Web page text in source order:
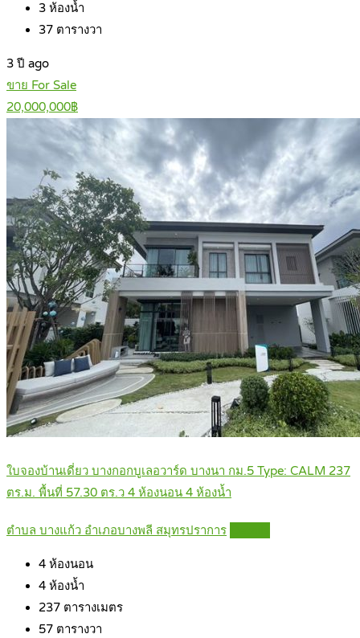
3 ห้องน้ำ
37 ตารางวา
3 ปี ago
ขาย For Sale
20,000,000฿
ใบจองบ้านเดี่ยว บางกอกบูเลอวาร์ด บางนา กม.5 Type: CALM 237
ตร.ม. พื้นที่ 57.30 ตร.ว 4 ห้องนอน 4 ห้องน้ำ
ตำบล บางแก้ว อำเภอบางพลี สมุทรปราการ
4 ห้องนอน
4 ห้องน้ำ
237 ตารางเมตร
57 ตารางวา